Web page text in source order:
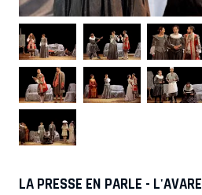
LA PRESSE EN PARLE - L'AVARE